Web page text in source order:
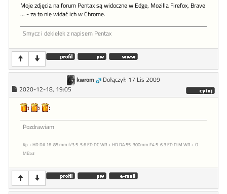
Moje zdjęcia na forum Pentax są widoczne w Edge, Mozilla Firefox, Brave
... - za to nie widać ich w Chrome.
Smycz i dekielek z napisem Pentax
kwrom
Dołączył: 17 Lis 2009
2020-12-18, 19:05
Pozdrawiam
Kp + HD DA 16-85 mm f/3.5-5.6 ED DC WR + HD DA 55-300mm F4.5-6.3 ED PLM WR + O-
ME53